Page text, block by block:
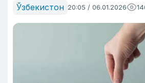
Ўзбекистон 20:05 / 06.01.2026